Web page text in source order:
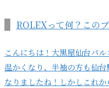
ROLEXって何？この
こんにちは！大黒屋仙台パ
温かくなり、半袖の方も仙
なりましたね！しかしこれ